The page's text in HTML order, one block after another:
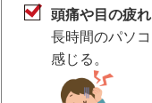
頭痛や目の疲れ
長時間のパソ
感じる。